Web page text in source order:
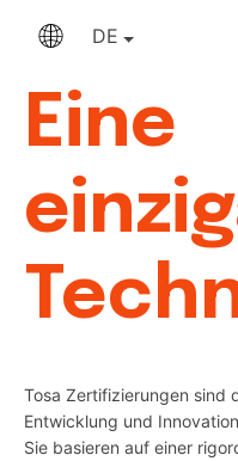
DE
Eine
Tosa Zertifizierungen sind
Entwicklung und
Sie basieren auf einer